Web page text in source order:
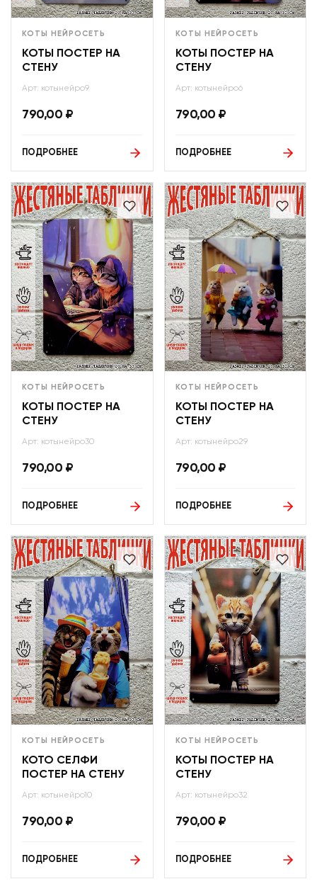
КОТЫ НЕЙРОСЕТЬ
КОТЫ ПОСТЕР НА
СТЕНУ
Арт: котынейро9
790,00 ₽
ПОДРОБНЕЕ
КОТЫ НЕЙРОСЕТЬ
КОТЫ ПОСТЕР НА
СТЕНУ
Арт: котынейро6
790,00 ₽
ПОДРОБНЕЕ
КОТЫ НЕЙРОСЕТЬ
КОТЫ ПОСТЕР НА
СТЕНУ
Арт: котынейро30
790,00 ₽
ПОДРОБНЕЕ
КОТЫ НЕЙРОСЕТЬ
КОТЫ ПОСТЕР НА
СТЕНУ
Арт: котынейро29
790,00 ₽
ПОДРОБНЕЕ
КОТЫ НЕЙРОСЕТЬ
КОТО СЕЛФИ
ПОСТЕР НА СТЕНУ
Арт: котынейро10
790,00 ₽
ПОДРОБНЕЕ
КОТЫ НЕЙРОСЕТЬ
КОТЫ ПОСТЕР НА
СТЕНУ
Арт: котынейро32
790,00 ₽
ПОДРОБНЕЕ